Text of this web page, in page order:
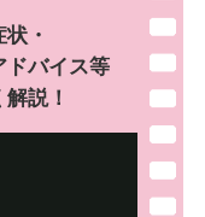
・
ドバイス等
説！